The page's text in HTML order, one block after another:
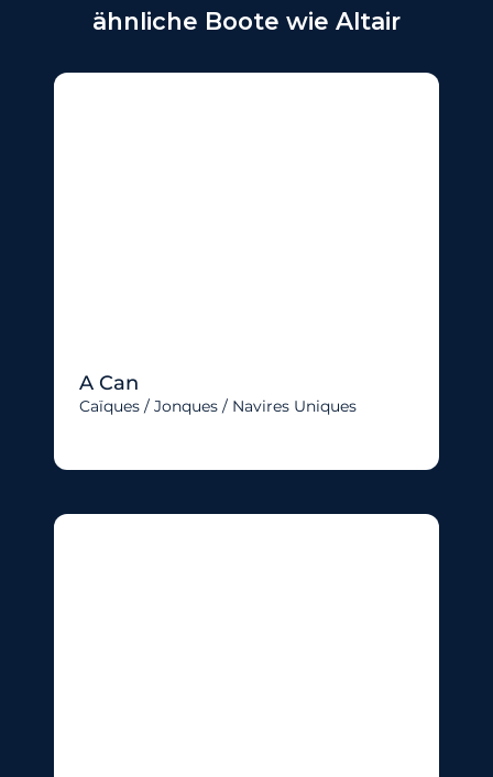
ähnliche Boote wie Altair
A Can
Caïques / Jonques / Navires Uniques